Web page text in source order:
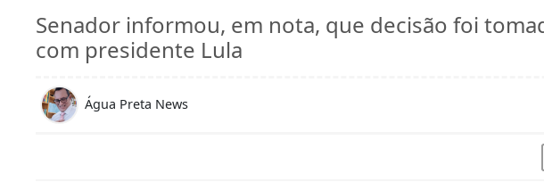
Senador informou, em nota, que decisão foi
com presidente Lula
Água Preta News